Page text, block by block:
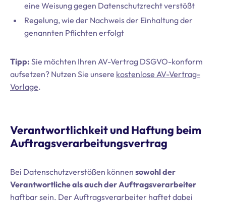
eine Weisung gegen Datenschutzrecht verstößt
Regelung, wie der Nachweis der Einhaltung der
genannten Pflichten erfolgt
Tipp: Sie möchten Ihren AV-Vertrag DSGVO-konform
aufsetzen? Nutzen Sie unsere kostenlose AV-Vertrag-
Vorlage.
Verantwortlichkeit und Haftung beim
Auftragsverarbeitungsvertrag
Bei Datenschutzverstößen können sowohl der
Verantwortliche als auch der Auftragsverarbeiter
haftbar sein. Der Auftragsverarbeiter haftet dabei